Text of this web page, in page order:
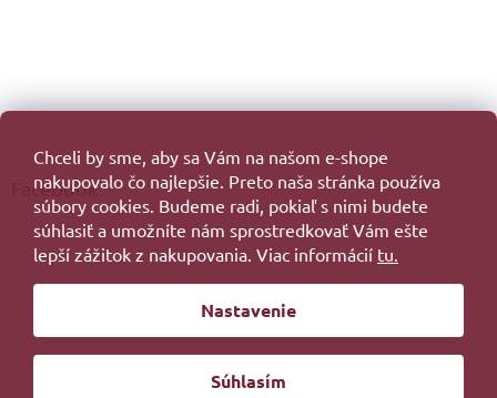
Chceli by sme, aby sa Vám na našom e-shope
nakupovalo čo najlepšie. Preto naša stránka používa
súbory cookies. Budeme radi, pokiaľ s nimi budete
súhlasiť a umožníte nám sprostredkovať Vám ešte
lepší zážitok z nakupovania. Viac informácií tu.
Nastavenie
Súhlasím
Facebook
Vytvoril Shoptet
Copyright 2026. Všetky práva vyhradené.
Redesign byFilipesmedia 🧡